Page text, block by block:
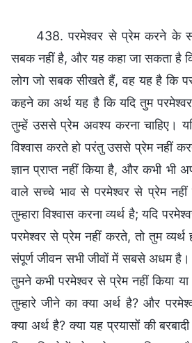
438. परमेश्वर से प्रेम करने के
सबक नहीं है, और यह कहा जा सकता है
लोग जो सबक सीखते हैं, वह यह है कि
कहने का अर्थ यह है कि यदि तुम
तुम्हें उससे प्रेम अवश्य करना चाहिए।
विश्वास करते हो परंतु उससे प्रेम नहीं
ज्ञान प्राप्त नहीं किया है, और कभी
वाले सच्चे भाव से परमेश्वर से प्रेम नहीं
तुम्हारा विश्वास करना व्यर्थ है; यदि
परमेश्वर से प्रेम नहीं करते, तो तुम व्यर्थ
संपूर्ण जीवन सभी जीवों में सबसे अधम
तुमने कभी परमेश्वर से प्रेम नहीं किया
तुम्हारे जीने का क्या अर्थ है? और
क्या अर्थ है? क्या यह प्रयासों की